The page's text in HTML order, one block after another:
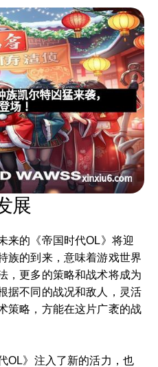
展
来的《帝国时代OL》将迎
族的到来，意味着游戏世界
，更多的策略和战术将成为
据不同的战况和敌人，灵活
策略，方能在这片广袤的战
OL》注入了新的活力，也